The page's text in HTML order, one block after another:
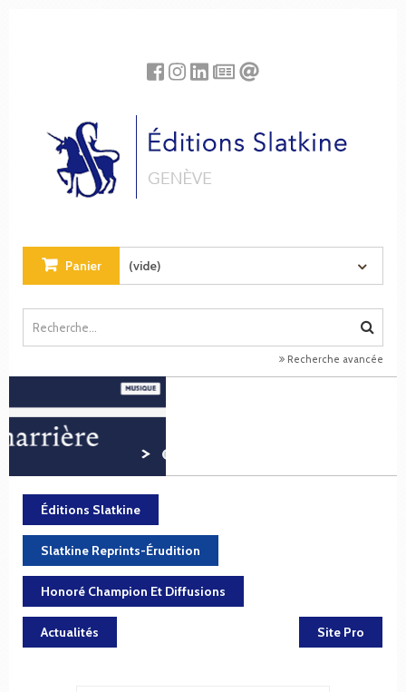
Panier (vide)
Recherche avancée
Éditions Slatkine
Slatkine Reprints-Érudition
Honoré Champion Et Diffusions
Actualités Site Pro